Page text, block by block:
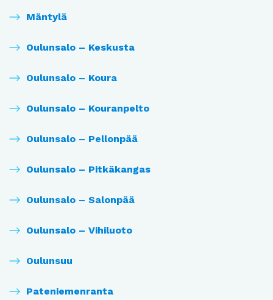
Mäntylä
Oulunsalo – Keskusta
Oulunsalo – Koura
Oulunsalo – Kouranpelto
Oulunsalo – Pellonpää
Oulunsalo – Pitkäkangas
Oulunsalo – Salonpää
Oulunsalo – Vihiluoto
Oulunsuu
Pateniemenranta